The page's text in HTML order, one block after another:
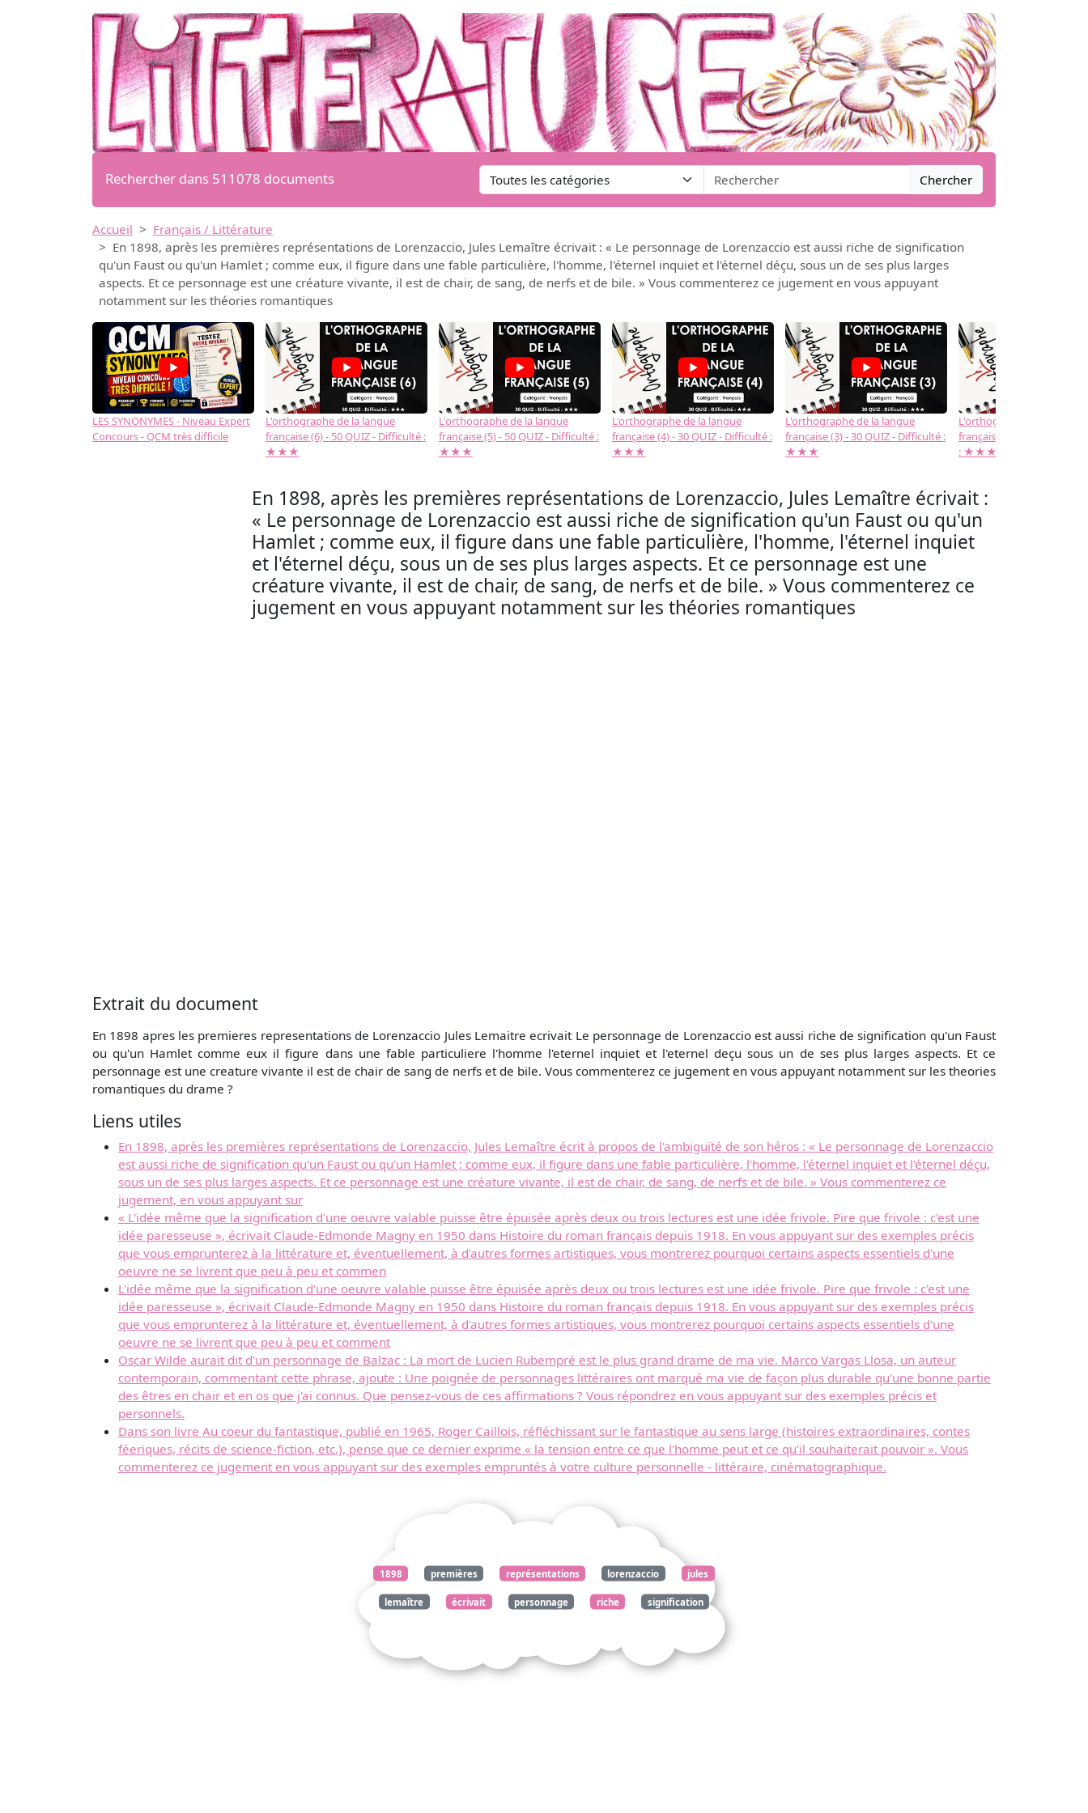
Rechercher dans 511078 documents Chercher
Accueil
Français / Littérature
En 1898, après les premières représentations de Lorenzaccio, Jules Lemaître écrivait : « Le personnage de Lorenzaccio est aussi riche de signification
qu'un Faust ou qu'un Hamlet ; comme eux, il figure dans une fable particulière, l'homme, l'éternel inquiet et l'éternel déçu, sous un de ses plus larges
aspects. Et ce personnage est une créature vivante, il est de chair, de sang, de nerfs et de bile. » Vous commenterez ce jugement en vous appuyant
notamment sur les théories romantiques
LES SYNONYMES - Niveau Expert
Concours - QCM très difficile
L'orthographe de la langue
française (6) - 50 QUIZ - Difficulté :
★★★
L'orthographe de la langue
française (5) - 50 QUIZ - Difficulté :
★★★
L'orthographe de la langue
française (4) - 30 QUIZ - Difficulté :
★★★
L'orthographe de la langue
française (3) - 30 QUIZ - Difficulté :
★★★
L'orthographe de la langue
française (2) -( 20 QUIZ -
: ★★★
→
En 1898, après les premières représentations de Lorenzaccio, Jules Lemaître écrivait :
« Le personnage de Lorenzaccio est aussi riche de signification qu'un Faust ou qu'un
Hamlet ; comme eux, il figure dans une fable particulière, l'homme, l'éternel inquiet
et l'éternel déçu, sous un de ses plus larges aspects. Et ce personnage est une
créature vivante, il est de chair, de sang, de nerfs et de bile. » Vous commenterez ce
jugement en vous appuyant notamment sur les théories romantiques
Extrait du document
En 1898 apres les premieres representations de Lorenzaccio Jules Lemaitre ecrivait Le personnage de Lorenzaccio est aussi riche de signification qu'un Faust
ou qu'un Hamlet comme eux il figure dans une fable particuliere l'homme l'eternel inquiet et l'eternel deçu sous un de ses plus larges aspects. Et ce
personnage est une creature vivante il est de chair de sang de nerfs et de bile. Vous commenterez ce jugement en vous appuyant notamment sur les theories
romantiques du drame ?
Liens utiles
En 1898, après les premières représentations de Lorenzaccio, Jules Lemaître écrit à propos de l'ambiguïté de son héros : « Le personnage de Lorenzaccio
est aussi riche de signification qu'un Faust ou qu'un Hamlet ; comme eux, il figure dans une fable particulière, l'homme, l'éternel inquiet et l'éternel déçu,
sous un de ses plus larges aspects. Et ce personnage est une créature vivante, il est de chair, de sang, de nerfs et de bile. » Vous commenterez ce
jugement, en vous appuyant sur
« L'idée même que la signification d'une oeuvre valable puisse être épuisée après deux ou trois lectures est une idée frivole. Pire que frivole : c'est une
idée paresseuse », écrivait Claude-Edmonde Magny en 1950 dans Histoire du roman français depuis 1918. En vous appuyant sur des exemples précis
que vous emprunterez à la littérature et, éventuellement, à d'autres formes artistiques, vous montrerez pourquoi certains aspects essentiels d'une
oeuvre ne se livrent que peu à peu et commen
L'idée même que la signification d'une oeuvre valable puisse être épuisée après deux ou trois lectures est une idée frivole. Pire que frivole : c'est une
idée paresseuse », écrivait Claude-Edmonde Magny en 1950 dans Histoire du roman français depuis 1918. En vous appuyant sur des exemples précis
que vous emprunterez à la littérature et, éventuellement, à d'autres formes artistiques, vous montrerez pourquoi certains aspects essentiels d'une
oeuvre ne se livrent que peu à peu et comment
Oscar Wilde aurait dit d'un personnage de Balzac : La mort de Lucien Rubempré est le plus grand drame de ma vie. Marco Vargas Llosa, un auteur
contemporain, commentant cette phrase, ajoute : Une poignée de personnages littéraires ont marqué ma vie de façon plus durable qu'une bonne partie
des êtres en chair et en os que j'ai connus. Que pensez-vous de ces affirmations ? Vous répondrez en vous appuyant sur des exemples précis et
personnels.
Dans son livre Au coeur du fantastique, publié en 1965, Roger Caillois, réfléchissant sur le fantastique au sens large (histoires extraordinaires, contes
féeriques, récits de science-fiction, etc.), pense que ce dernier exprime « la tension entre ce que l'homme peut et ce qu'il souhaiterait pouvoir ». Vous
commenterez ce jugement en vous appuyant sur des exemples empruntés à votre culture personnelle - littéraire, cinématographique.
1898 premières représentations lorenzaccio jules
lemaître écrivait personnage riche signification
inquiet